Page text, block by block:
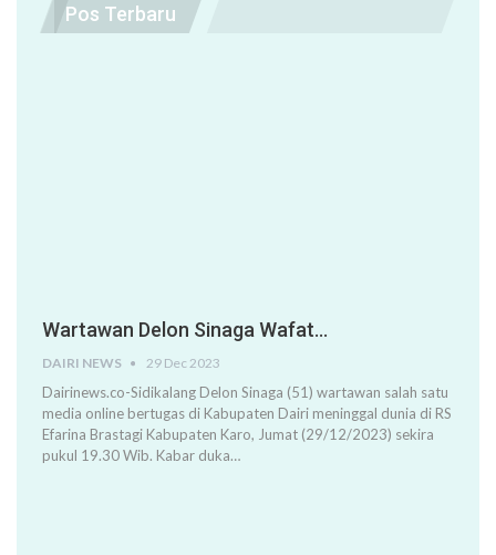
Pos Terbaru
Wartawan Delon Sinaga Wafat…
DAIRI NEWS 29 Dec 2023
Dairinews.co-Sidikalang Delon Sinaga (51) wartawan salah satu
media online bertugas di Kabupaten Dairi meninggal dunia di RS
Efarina Brastagi Kabupaten Karo, Jumat (29/12/2023) sekira
pukul 19.30 Wib. Kabar duka…